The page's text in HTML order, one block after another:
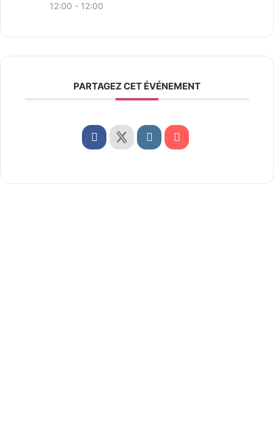
12:00 - 12:00
PARTAGEZ CET ÉVÉNEMENT